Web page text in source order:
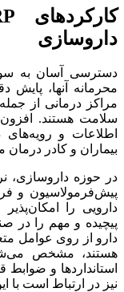
کارکردهای
داروسازی
دسترسی آسان به
محرمانه آنها، پایش
سلامت هستند. افزون
اطلاعات و
بیماران و کادر درمان
پیش‌فرمولاسیون و
پیچیده و مهم را در
دارو از روی عوامل
هستند، مشخص
استانداردها و
نیز در ارتباط است با